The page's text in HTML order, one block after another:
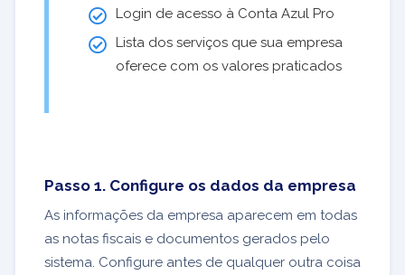
Login de acesso à Conta Azul Pro
Lista dos serviços que sua empresa
oferece com os valores praticados
Passo 1. Configure os dados da empresa
As informações da empresa aparecem em todas
as notas fiscais e documentos gerados pelo
sistema. Configure antes de qualquer outra coisa